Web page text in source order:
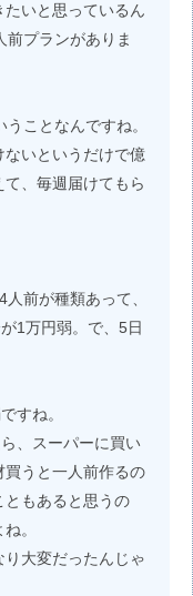
たいと思っているん
前プランがありま
ことなんですね。
いというだけで億
、毎週届けてもら
前が種類あって、
1万円弱。で、5日
すね。
、スーパーに買い
買うと一人前作るの
ともあると思うの
。
大変だったんじゃ